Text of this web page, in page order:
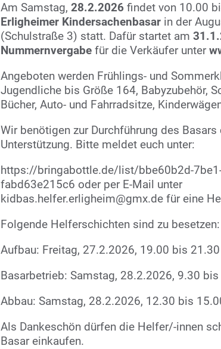
Am Samstag, 28.2.2026findet von 10.00
Erligheimer Kindersachenbasarin der
(Schulstraße 3) statt. Dafür startet am
Nummernvergabefür die Verkäufer unter
Angeboten werden Frühlings- und
Jugendliche bis Größe 164, Babyzubehör,
Bücher, Auto- und Fahrradsitze,
Wir benötigen zur Durchführung des Basars
Unterstützung. Bitte meldet euch unter:
https://bringabottle.de/list/bbe60b2d-
fabd63e215c6 oder per E-Mail unter
kidbas.helfer.erligheim@gmx.de für eine
Folgende Helferschichten sind zu besetzen:
Aufbau: Freitag, 27.2.2026, 19.00 bis 21.30
Basarbetrieb: Samstag, 28.2.2026, 9.30
Abbau: Samstag, 28.2.2026, 12.30 bis
Als Dankeschön dürfen die Helfer/-innen
Basar einkaufen.